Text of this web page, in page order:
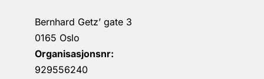
Bernhard Getz’ gate 3
0165 Oslo
Organisasjonsnr:
929556240